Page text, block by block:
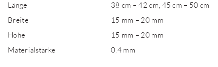
Länge
38 cm – 42 cm, 45 cm – 50 cm
Breite
15 mm – 20 mm
Höhe
15 mm – 20 mm
Materialstärke
0,4 mm